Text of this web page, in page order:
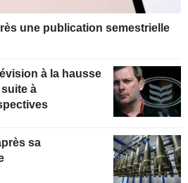
une publication semestrielle
à
sa